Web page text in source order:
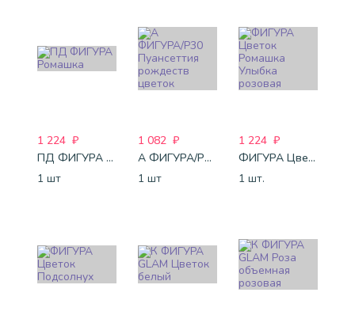
1 224 ₽
ПД ФИГУРА Ромашка
1 шт
1 082 ₽
А ФИГУРА/P30 Пуансеттия рождеств цветок
1 шт
1 224 ₽
ФИГУРА Цветок Ромашка Улыбка розовая
1 шт.